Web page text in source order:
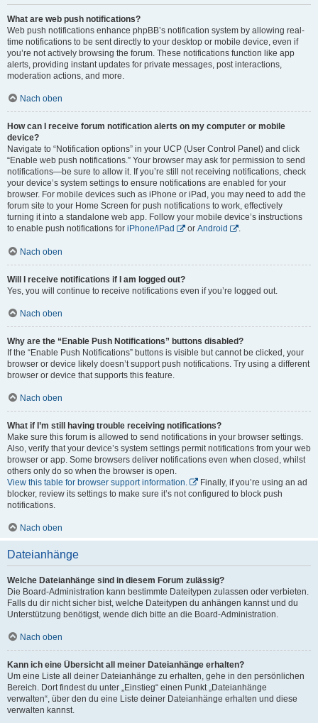
What are web push notifications?
Web push notifications enhance phpBB’s notification system by allowing real-
time notifications to be sent directly to your desktop or mobile device, even if
you’re not actively browsing the forum. These notifications function like app
alerts, providing instant updates for private messages, post interactions,
moderation actions, and more.
Nach oben
How can I receive forum notification alerts on my computer or mobile
device?
Navigate to “Notification options” in your UCP (User Control Panel) and click
“Enable web push notifications.” Your browser may ask for permission to send
notifications—be sure to allow it. If you’re still not receiving notifications, check
your device’s system settings to ensure notifications are enabled for your
browser. For mobile devices such as iPhone or iPad, you may need to add the
forum site to your Home Screen for push notifications to work, effectively
turning it into a standalone web app. Follow your mobile device’s instructions
to enable push notifications for iPhone/iPad or Android .
Nach oben
Will I receive notifications if I am logged out?
Yes, you will continue to receive notifications even if you’re logged out.
Nach oben
Why are the “Enable Push Notifications” buttons disabled?
If the “Enable Push Notifications” buttons is visible but cannot be clicked, your
browser or device likely doesn’t support push notifications. Try using a different
browser or device that supports this feature.
Nach oben
What if I’m still having trouble receiving notifications?
Make sure this forum is allowed to send notifications in your browser settings.
Also, verify that your device’s system settings permit notifications from your web
browser or app. Some browsers deliver notifications even when closed, whilst
others only do so when the browser is open.
View this table for browser support information.
Finally, if you’re using an ad
blocker, review its settings to make sure it’s not configured to block push
notifications.
Nach oben
Dateianhänge
Welche Dateianhänge sind in diesem Forum zulässig?
Die Board-Administration kann bestimmte Dateitypen zulassen oder verbieten.
Falls du dir nicht sicher bist, welche Dateitypen du anhängen kannst und du
Unterstützung benötigst, wende dich bitte an die Board-Administration.
Nach oben
Kann ich eine Übersicht all meiner Dateianhänge erhalten?
Um eine Liste all deiner Dateianhänge zu erhalten, gehe in den persönlichen
Bereich. Dort findest du unter „Einstieg“ einen Punkt „Dateianhänge
verwalten“, über den du eine Liste deiner Dateianhänge erhalten und diese
verwalten kannst.